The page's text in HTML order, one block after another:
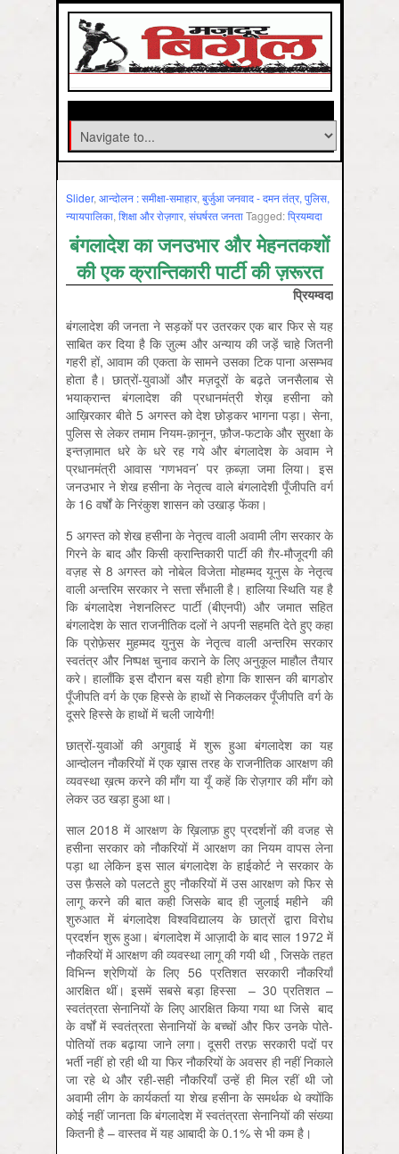
Slider, आन्‍दोलन : समीक्षा-समाहार, बुर्जुआ जनवाद - दमन तंत्र, पुलिस,
न्‍यायपालिका, शिक्षा और रोज़गार, संघर्षरत जनताTagged:प्रियम्वदा
बंगलादेश का जनउभार और मेहनतकशों
की एक क्रान्तिकारी पार्टी की ज़रूरत
प्रियम्वदा
बंगलादेश की जनता ने सड़कों पर उतरकर एक बार फिर से यह
साबित कर दिया है कि ज़ुल्म और अन्याय की जड़ें चाहे जितनी
गहरी हों, आवाम की एकता के सामने उसका टिक पाना असम्भव
होता है। छात्रों-युवाओं और मज़दूरों के बढ़ते जनसैलाब से
भयाक्रान्त बंगलादेश की प्रधानमंत्री शेख़ हसीना को
आख़िरकार बीते 5 अगस्त को देश छोड़कर भागना पड़ा। सेना,
पुलिस से लेकर तमाम नियम-क़ानून, फ़ौज-फटाके और सुरक्षा के
इन्तज़ामात धरे के धरे रह गये और बंगलादेश के अवाम ने
प्रधानमंत्री आवास ‘गणभवन’ पर क़ब्ज़ा जमा लिया। इस
जनउभार ने शेख हसीना के नेतृत्व वाले बंगलादेशी पूँजीपति वर्ग
के 16 वर्षों के निरंकुश शासन को उखाड़ फेंका।
5 अगस्त को शेख हसीना के नेतृत्व वाली अवामी लीग सरकार के
गिरने के बाद और किसी क्रान्तिकारी पार्टी की ग़ैर-मौजूदगी की
वज़ह से 8 अगस्त को नोबेल विजेता मोहम्मद यूनुस के नेतृत्व
वाली अन्तरिम सरकार ने सत्ता सँभाली है। हालिया स्थिति यह है
कि बंगलादेश नेशनलिस्ट पार्टी (बीएनपी) और जमात सहित
बंगलादेश के सात राजनीतिक दलों ने अपनी सहमति देते हुए कहा
कि प्रोफ़ेसर मुहम्मद युनुस के नेतृत्व वाली अन्तरिम सरकार
स्वतंत्र और निष्पक्ष चुनाव कराने के लिए अनुकूल माहौल तैयार
करे। हालाँकि इस दौरान बस यही होगा कि शासन की बागडोर
पूँजीपति वर्ग के एक हिस्से के हाथों से निकलकर पूँजीपति वर्ग के
दूसरे हिस्से के हाथों में चली जायेगी!
छात्रों-युवाओं की अगुवाई में शुरू हुआ बंगलादेश का यह
आन्दोलन नौकरियों में एक ख़ास तरह के राजनीतिक आरक्षण की
व्यवस्था ख़त्म करने की माँग या यूँ कहें कि रोज़गार की माँग को
लेकर उठ खड़ा हुआ था।
साल 2018 में आरक्षण के ख़िलाफ़ हुए प्रदर्शनों की वजह से
हसीना सरकार को नौकरियों में आरक्षण का नियम वापस लेना
पड़ा था लेकिन इस साल बंगलादेश के हाईकोर्ट ने सरकार के
उस फ़ैसले को पलटते हुए नौकरियों में उस आरक्षण को फिर से
लागू करने की बात कही जिसके बाद ही जुलाई महीने की
शुरुआत में बंगलादेश विश्वविद्यालय के छात्रों द्वारा विरोध
प्रदर्शन शुरू हुआ। बंगलादेश में आज़ादी के बाद साल 1972 में
नौकरियों में आरक्षण की व्यवस्था लागू की गयी थी , जिसके तहत
विभिन्न श्रेणियों के लिए 56 प्रतिशत सरकारी नौकरियाँ
आरक्षित थीं। इसमें सबसे बड़ा हिस्सा – 30 प्रतिशत –
स्वतंत्रता सेनानियों के लिए आरक्षित किया गया था जिसे बाद
के वर्षों में स्वतंत्रता सेनानियों के बच्चों और फिर उनके पोते-
पोतियों तक बढ़ाया जाने लगा। दूसरी तरफ़ सरकारी पदों पर
भर्ती नहीं हो रही थी या फिर नौकरियों के अवसर ही नहीं निकाले
जा रहे थे और रही-सही नौकरियाँ उन्हें ही मिल रहीं थी जो
अवामी लीग के कार्यकर्ता या शेख हसीना के समर्थक थे क्योंकि
कोई नहीं जानता कि बंगलादेश में स्वतंत्रता सेनानियों की संख्या
कितनी है – वास्तव में यह आबादी के 0.1% से भी कम है।